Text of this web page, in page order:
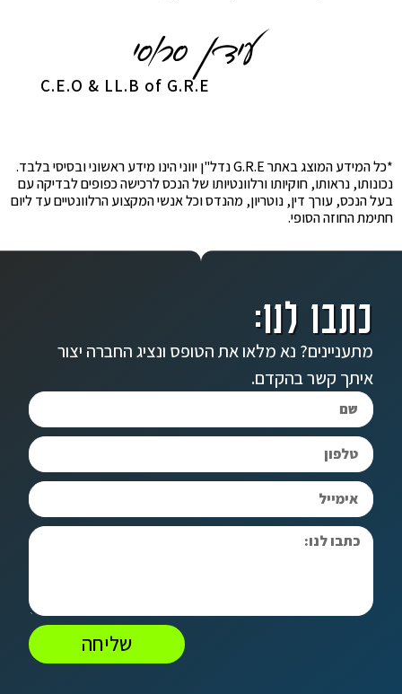
C.E.O & LL.B of G.R.E
*כל המידע המוצג באתר G.R.E נדל"ן יווני הינו מידע ראשוני ובסיסי בלבד.
נכונותו, נראותו, חוקיותו ורלוונטיותו של הנכס לרכישה כפופים לבדיקה עם
בעל הנכס, עורך דין, נוטריון, מהנדס וכל אנשי המקצוע הרלוונטיים עד ליום
חתימת החוזה הסופי.
כתבו לנו:
מתעניינים? נא מלאו את הטופס ונציג החברה יצור
איתך קשר בהקדם.
שליחה